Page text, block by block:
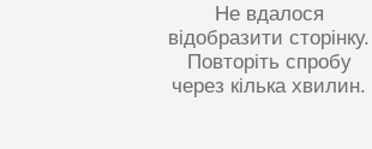
Не вдалося
відобразити сторінку.
Повторіть спробу
через кілька хвилин.